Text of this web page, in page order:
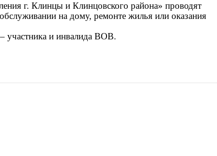
г. Клинцы и Клинцовского района» проводят
на дому, ремонте жилья или оказания
участника и инвалида ВОВ.